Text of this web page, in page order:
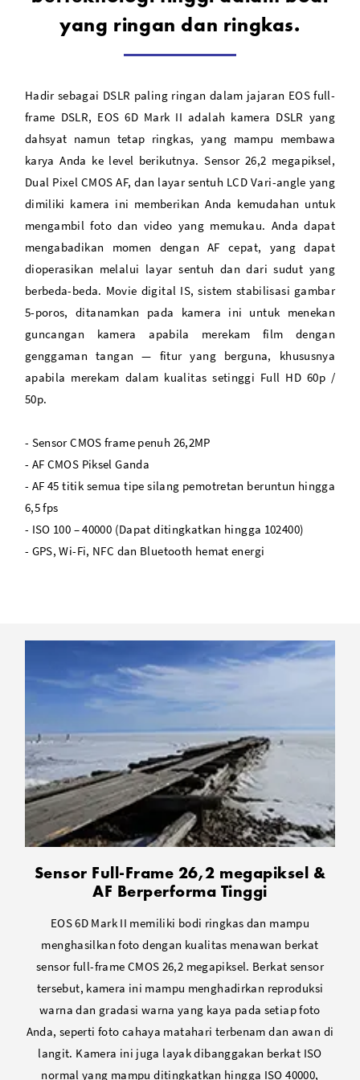
EF 24-105mm f/4L IS II USM Lens
yang ringan dan ringkas.
Hadir sebagai DSLR paling ringan dalam jajaran EOS full-
frame DSLR, EOS 6D Mark II adalah kamera DSLR yang
dahsyat namun tetap ringkas, yang mampu membawa
karya Anda ke level berikutnya. Sensor 26,2 megapiksel,
Dual Pixel CMOS AF, dan layar sentuh LCD Vari-angle yang
dimiliki kamera ini memberikan Anda kemudahan untuk
mengambil foto dan video yang memukau. Anda dapat
mengabadikan momen dengan AF cepat, yang dapat
dioperasikan melalui layar sentuh dan dari sudut yang
berbeda-beda. Movie digital IS, sistem stabilisasi gambar
5-poros, ditanamkan pada kamera ini untuk menekan
guncangan kamera apabila merekam film dengan
genggaman tangan — fitur yang berguna, khususnya
apabila merekam dalam kualitas setinggi Full HD 60p /
50p.
- Sensor CMOS frame penuh 26,2MP
- AF CMOS Piksel Ganda
- AF 45 titik semua tipe silang pemotretan beruntun hingga
6,5 fps
- ISO 100 – 40000 (Dapat ditingkatkan hingga 102400)
- GPS, Wi-Fi, NFC dan Bluetooth hemat energi
Sensor Full-Frame 26,2 megapiksel &
AF Berperforma Tinggi
EOS 6D Mark II memiliki bodi ringkas dan mampu
menghasilkan foto dengan kualitas menawan berkat
sensor full-frame CMOS 26,2 megapiksel. Berkat sensor
tersebut, kamera ini mampu menghadirkan reproduksi
warna dan gradasi warna yang kaya pada setiap foto
Anda, seperti foto cahaya matahari terbenam dan awan di
langit. Kamera ini juga layak dibanggakan berkat ISO
normal yang mampu ditingkatkan hingga ISO 40000,